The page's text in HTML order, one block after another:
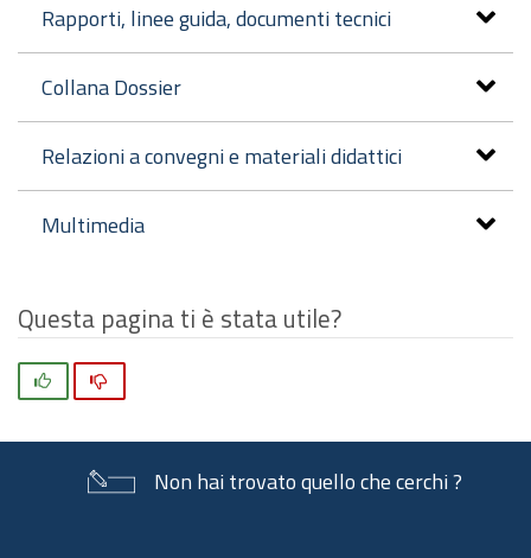
Rapporti, linee guida, documenti tecnici
Collana Dossier
Relazioni a convegni e materiali didattici
Multimedia
Questa pagina ti è stata utile?
Non hai trovato quello che cerchi ?